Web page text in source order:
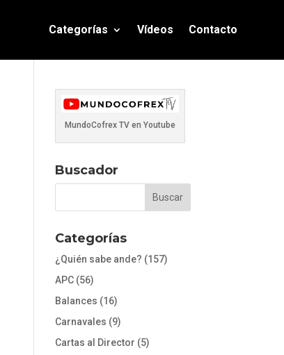
Categorías Vídeos Contacto
MundoCofrex TV en Youtube
Buscador
Categorías
¿Quién sabe ande? (157)
APC (56)
Balances (16)
Carnavales (9)
Cartas al Director (5)